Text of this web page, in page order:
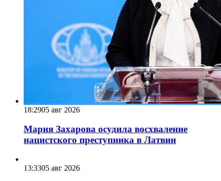
18:2905 авг 2026
Мария Захарова осудила восхваление
нацистского преступника в Латвии
13:3305 авг 2026